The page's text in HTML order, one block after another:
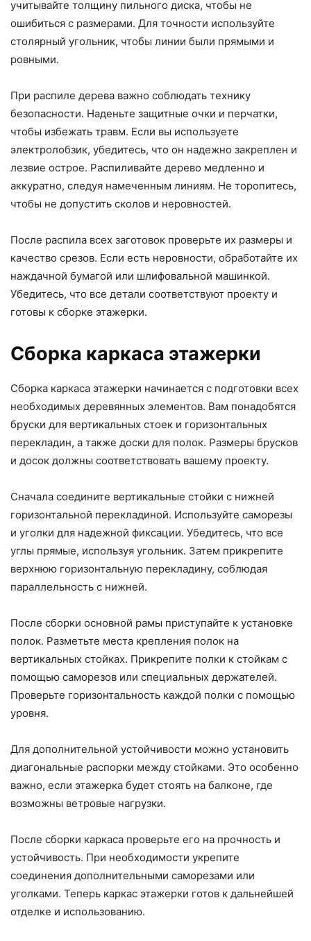
учитывайте толщину пильного диска, чтобы не
ошибиться с размерами. Для точности используйте
столярный угольник, чтобы линии были прямыми и
ровными.
При распиле дерева важно соблюдать технику
безопасности. Наденьте защитные очки и перчатки,
чтобы избежать травм. Если вы используете
электролобзик, убедитесь, что он надежно закреплен и
лезвие острое. Распиливайте дерево медленно и
аккуратно, следуя намеченным линиям. Не торопитесь,
чтобы не допустить сколов и неровностей.
После распила всех заготовок проверьте их размеры и
качество срезов. Если есть неровности, обработайте их
наждачной бумагой или шлифовальной машинкой.
Убедитесь, что все детали соответствуют проекту и
готовы к сборке этажерки.
Сборка каркаса этажерки
Сборка каркаса этажерки начинается с подготовки всех
необходимых деревянных элементов. Вам понадобятся
бруски для вертикальных стоек и горизонтальных
перекладин, а также доски для полок. Размеры брусков
и досок должны соответствовать вашему проекту.
Сначала соедините вертикальные стойки с нижней
горизонтальной перекладиной. Используйте саморезы
и уголки для надежной фиксации. Убедитесь, что все
углы прямые, используя угольник. Затем прикрепите
верхнюю горизонтальную перекладину, соблюдая
параллельность с нижней.
После сборки основной рамы приступайте к установке
полок. Разметьте места крепления полок на
вертикальных стойках. Прикрепите полки к стойкам с
помощью саморезов или специальных держателей.
Проверьте горизонтальность каждой полки с помощью
уровня.
Для дополнительной устойчивости можно установить
диагональные распорки между стойками. Это особенно
важно, если этажерка будет стоять на балконе, где
возможны ветровые нагрузки.
После сборки каркаса проверьте его на прочность и
устойчивость. При необходимости укрепите
соединения дополнительными саморезами или
уголками. Теперь каркас этажерки готов к дальнейшей
отделке и использованию.